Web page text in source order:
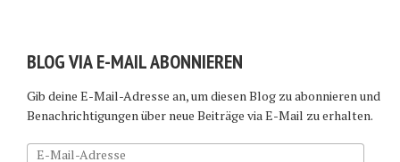
BLOG VIA E-MAIL ABONNIEREN
Gib deine E-Mail-Adresse an, um diesen Blog zu abonnieren und
Benachrichtigungen über neue Beiträge via E-Mail zu erhalten.
E-